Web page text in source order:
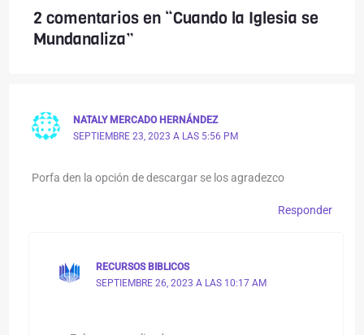
2 comentarios en “Cuando la Iglesia se
Mundanaliza”
NATALY MERCADO HERNÁNDEZ
SEPTIEMBRE 23, 2023 A LAS 5:56 PM
Porfa den la opción de descargar se los agradezco
Responder
RECURSOS BIBLICOS
SEPTIEMBRE 26, 2023 A LAS 10:17 AM